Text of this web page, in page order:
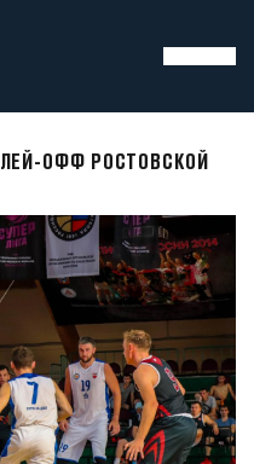
ОФФ РОСТОВСКОЙ